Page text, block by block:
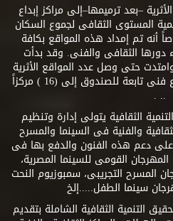
–بعد ترميمها–إلى مراكز إبداع
المستوى الثقافى لجموع السكان
أنه تم إمداد هذه المواقع بكافة
دورها الثقافى والفنى. وقد بدأت
الهراوى وامتدت حتى وصل عدد المواقع الأثرية
التى تم تحويلها إلى مراكز إبداع فنى تابعة للصندوق إلى (16 ) مركزاً
.. .
الثقافية يتولى إدارة وتنظيم
والفنية فى السينما والمسرح
على دعم هذه الفنون والدفع بها فى
القومى للسينما المصرية،
المسرح التجريبى، سمبوزيوم النحت
سينما الطفل.....إلخ
التنمية الثقافية الشاملة بتقديم